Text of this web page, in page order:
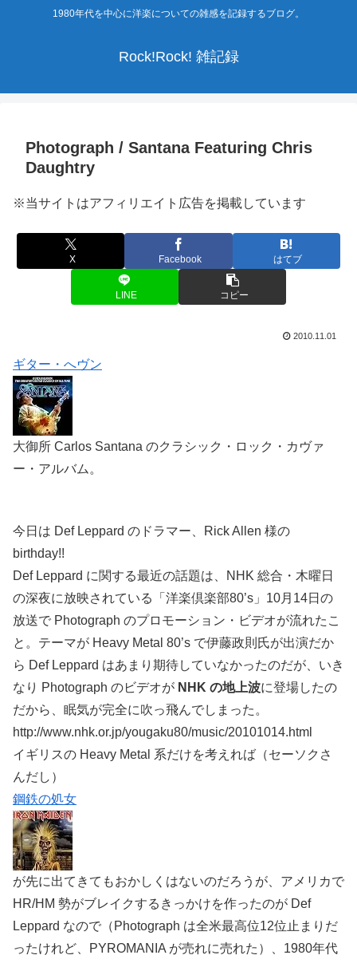
1980年代を中心に洋楽についての雑感を記録するブログ。
Rock!Rock! 雑記録
Photograph / Santana Featuring Chris
Daughtry
※当サイトはアフィリエイト広告を掲載しています
X Facebook はてブ
LINE コピー
2010.11.01
ギター・へヴン
大御所 Carlos Santana のクラシック・ロック・カヴァ
ー・アルバム。
今日は Def Leppard のドラマー、Rick Allen 様の
birthday!!
Def Leppard に関する最近の話題は、NHK 総合・木曜日
の深夜に放映されている「洋楽倶楽部80’s」10月14日の
放送で Photograph のプロモーション・ビデオが流れたこ
と。テーマが Heavy Metal 80’s で伊藤政則氏が出演だか
ら Def Leppard はあまり期待していなかったのだが、いき
なり Photograph のビデオが NHK の地上波に登場したの
だから、眠気が完全に吹っ飛んでしまった。
http://www.nhk.or.jp/yougaku80/music/20101014.html
イギリスの Heavy Metal 系だけを考えれば（セーソクさ
んだし）
鋼鉄の処女
が先に出てきてもおかしくはないのだろうが、アメリカで
HR/HM 勢がブレイクするきっかけを作ったのが Def
Leppard なので（Photograph は全米最高位12位止まりだ
ったけれど、PYROMANIA が売れに売れた）、1980年代